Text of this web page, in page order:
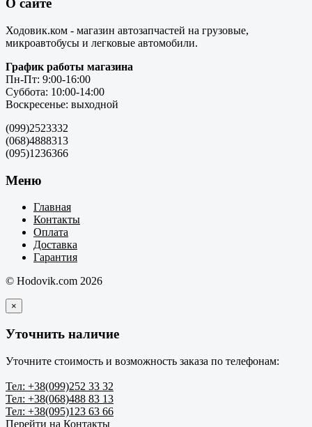
О сайте
Ходовик.ком - магазин автозапчастей на грузовые,
микроавтобусы и легковые автомобили.
График работы магазина
Пн-Пт: 9:00-16:00
Суббота: 10:00-14:00
Воскресенье: выходной
(099)2523332
(068)4888313
(095)1236366
Меню
Главная
Контакты
Оплата
Доставка
Гарантия
© Hodovik.com 2026
×
Уточнить наличие
Уточните стоимость и возможность заказа по телефонам:
Тел: +38(099)252 33 32
Тел: +38(068)488 83 13
Тел: +38(095)123 63 66
Перейти на Контакты